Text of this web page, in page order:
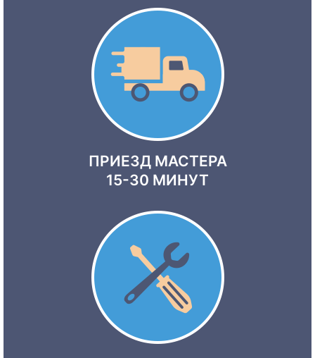
ПРИЕЗД МАСТЕРА
15-30 МИНУТ